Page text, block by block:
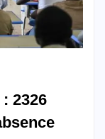
2326